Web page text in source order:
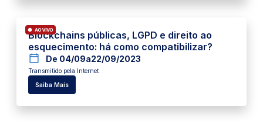
Blockchains públicas, LGPD e direito ao
esquecimento: há como compatibilizar?
De 04/09a22/09/2023
Transmitido pela Internet
Saiba Mais